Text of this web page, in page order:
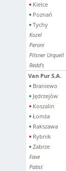
Kielce
Poznań
Tychy
Kozel
Peroni
Pilsner Urquell
Redd's
Van Pur S.A.
Braniewo
Jędrzejów
Koszalin
Łomża
Rakszawa
Rybnik
Zabrze
Faxe
Pabst